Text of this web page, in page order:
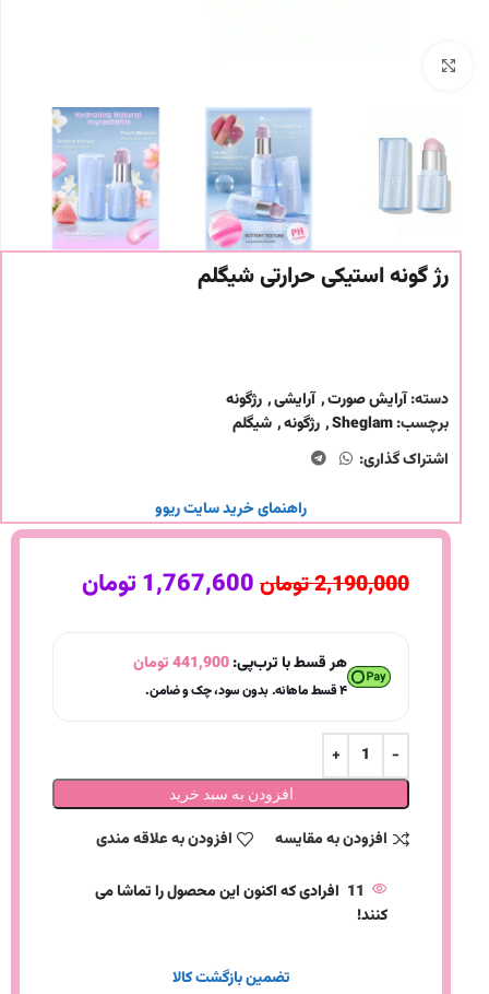
رژ گونه استیکی حرارتی شیگلم
دسته:آرایش صورت, آرایشی, رژگونه
برچسب:Sheglam
, رژگونه, شیگلم
اشتراک گذاری:
راهنمای خرید سایت ریوو
2,190,000تومان 1,767,600تومان
هر قسط با ترب‌پی:441,900تومان
۴ قسط ماهانه. بدون سود، چک و ضامن.
افزودن به سبد خرید
افزودن به مقایسه افزودن به علاقه مندی
11 افرادی که اکنون این محصول را تماشا می
کنند!
تضمین بازگشت کالا